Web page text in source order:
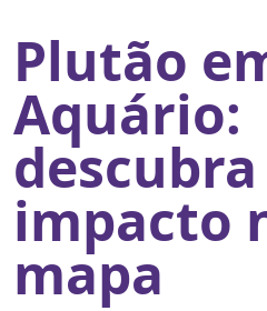
Plutão
Aquário:
impacto
mapa